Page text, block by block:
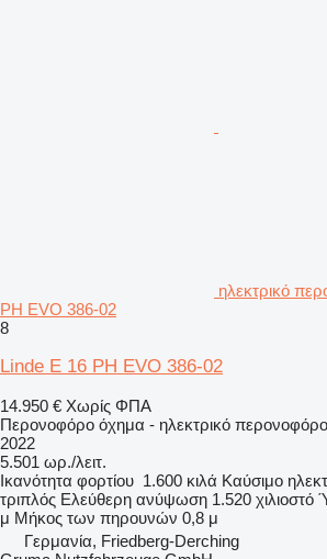
ηλεκτρικό
PH EVO 386-02
8
Linde E 16 PH EVO 386-02
14.950 € Χωρίς ΦΠΑ
Περονοφόρο όχημα - ηλεκτρικό περονοφόρο
2022
5.501 ωρ./λειτ.
Ικανότητα φορτίου 1.600 κιλά Καύσιμο
τριπλός Ελεύθερη ανύψωση 1.520 χιλιοστό
μ Μήκος των πηρουνών 0,8 μ
Γερμανία, Friedberg-Derching